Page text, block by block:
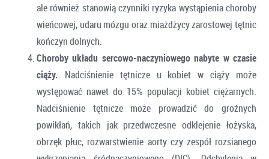
ale również stanowią czynniki ryzyka wystąpienia choroby
wieńcowej, udaru mózgu oraz miażdżycy zarostowej tętnic
kończyn dolnych.
Choroby układu sercowo-naczyniowego nabyte w czasie
ciąży. Nadciśnienie tętnicze u kobiet w ciąży może
występować nawet do 15% populacji kobiet ciężarnych.
Nadciśnienie tętnicze może prowadzić do groźnych
powikłań, takich jak przedwczesne odklejenie łożyska,
obrzęk płuc, rozwarstwienie aorty czy zespół rozsianego